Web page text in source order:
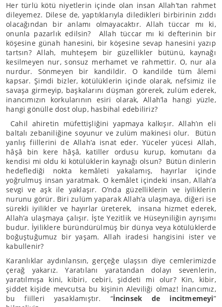
Her türlü kötü niyetlerin içinde olan insan Allah’tan rahmet
dileyemez. Dilese de, yaptıklarıyla diledikleri birbirinin zıddı
olacağından bir anlamı olmayacaktır. Allah tüccar mı ki,
onunla pazarlık edilsin? Allah tüccar mı ki defterinin bir
köşesine günah hanesini, bir köşesine sevap hanesini yazıp
tartsın? Allah, muhteşem bir güzellikler bütünü, kaynağı
kesilmeyen nur, sonsuz merhamet ve rahmettir. O, nur ala
nurdur. Sönmeyen bir kandildir. O kandilde tüm âlemi
kapsar. Şimdi bizler, kötülüklerin içinde olarak, nefsimiz ile
savaşa girmeyip, başkalarını düşman görerek, zulüm ederek,
inancımızın korkularının esiri olarak, Allah’la hangi yüzle,
hangi gönülle dost olup, hasbihal edebiliriz?
Cahil ahiretin müfettişliğini yapmaya kalkışır. Allah’ın eli
baltalı zebaniliğine soyunur ve zulüm makinesi olur. Bütün
yanlış fiillerini de Allah’a isnat eder. Yüceler yücesi Allah,
hâşâ bin kere hâşâ, katiller ordusu kurup, komutanı da
kendisi mi oldu ki kötülüklerin kaynağı olsun? Bütün dinlerin
hedeflediği nokta kemâleti yakalamış, hayırlar içinde
yoğrulmuş insan yaratmak. O kemâlet içindeki insan, Allah’a
sevgi ve aşk ile yaklaşır. O’nda güzelliklerin ve iyiliklerin
nurunu görür. Biri zulüm yaparak Allah’a ulaşmaya, diğeri ise
sürekli iyilikler ve hayırlar üreterek, insana hizmet ederek,
Allah’a ulaşmaya çalışır. İşte Yezitlik ve Hüseyniliğin ayrışımı
budur. İyiliklere büründürülmüş bir dünya veya kötülüklerde
boğuştuğumuz bir yaşam. Allah iradesi hangisini ister ve
kabullenir?
Karanlıklar aydınlansın, gerçeğe ulaşsın diye cemlerimizde
çerağ yakarız. Yaratılanı yaratandan dolayı sevenlerin,
yaratılmışa kini, kibiri, cebiri, şiddeti mi olur? Kin, kibir,
şiddet kişide mevcutsa bu kişinin Aleviliği olmaz! İnancımız,
bu fiilleri yasaklamıştır. “İncinsek de incitmemeyi”